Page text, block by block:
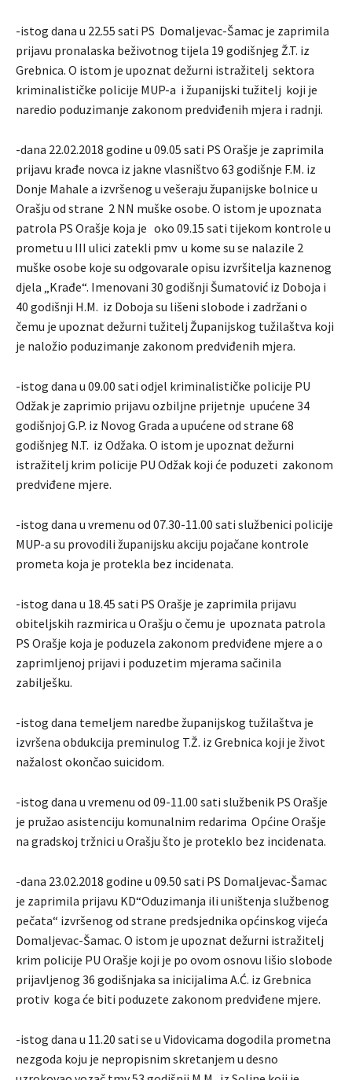
-istog dana u 22.55 sati PS Domaljevac-Šamac je zaprimila
prijavu pronalaska beživotnog tijela 19 godišnjeg Ž.T. iz
Grebnica. O istom je upoznat dežurni istražitelj sektora
kriminalističke policije MUP-a i županijski tužitelj koji je
naredio poduzimanje zakonom predviđenih mjera i radnji.
-dana 22.02.2018 godine u 09.05 sati PS Orašje je zaprimila
prijavu krađe novca iz jakne vlasništvo 63 godišnje F.M. iz
Donje Mahale a izvršenog u vešeraju županijske bolnice u
Orašju od strane 2 NN muške osobe. O istom je upoznata
patrola PS Orašje koja je oko 09.15 sati tijekom kontrole u
prometu u III ulici zatekli pmv u kome su se nalazile 2
muške osobe koje su odgovarale opisu izvršitelja kaznenog
djela „Krađe“. Imenovani 30 godišnji Šumatović iz Doboja i
40 godišnji H.M. iz Doboja su lišeni slobode i zadržani o
čemu je upoznat dežurni tužitelj Županijskog tužilaštva koji
je naložio poduzimanje zakonom predviđenih mjera.
-istog dana u 09.00 sati odjel kriminalističke policije PU
Odžak je zaprimio prijavu ozbiljne prijetnje upućene 34
godišnjoj G.P. iz Novog Grada a upućene od strane 68
godišnjeg N.T. iz Odžaka. O istom je upoznat dežurni
istražitelj krim policije PU Odžak koji će poduzeti zakonom
predviđene mjere.
-istog dana u vremenu od 07.30-11.00 sati službenici policije
MUP-a su provodili županijsku akciju pojačane kontrole
prometa koja je protekla bez incidenata.
-istog dana u 18.45 sati PS Orašje je zaprimila prijavu
obiteljskih razmirica u Orašju o čemu je upoznata patrola
PS Orašje koja je poduzela zakonom predviđene mjere a o
zaprimljenoj prijavi i poduzetim mjerama sačinila
zabilješku.
-istog dana temeljem naredbe županijskog tužilaštva je
izvršena obdukcija preminulog T.Ž. iz Grebnica koji je život
nažalost okončao suicidom.
-istog dana u vremenu od 09-11.00 sati službenik PS Orašje
je pružao asistenciju komunalnim redarima Općine Orašje
na gradskoj tržnici u Orašju što je proteklo bez incidenata.
-dana 23.02.2018 godine u 09.50 sati PS Domaljevac-Šamac
je zaprimila prijavu KD“Oduzimanja ili uništenja službenog
pečata“ izvršenog od strane predsjednika općinskog vijeća
Domaljevac-Šamac. O istom je upoznat dežurni istražitelj
krim policije PU Orašje koji je po ovom osnovu lišio slobode
prijavljenog 36 godišnjaka sa inicijalima A.Ć. iz Grebnica
protiv koga će biti poduzete zakonom predviđene mjere.
-istog dana u 11.20 sati se u Vidovicama dogodila prometna
nezgoda koju je nepropisnim skretanjem u desno